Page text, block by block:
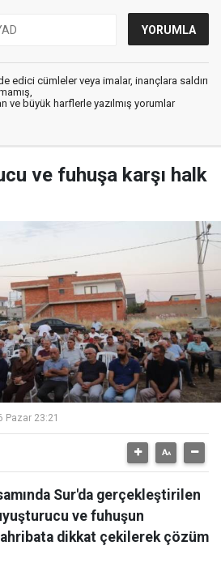
edici cümleler veya imalar, inançlara saldırı
ve büyük harflerle yazılmış yorumlar
ve fuhuşa karşı halk
Pazar 23:21
Sur'da gerçekleştirilen
ve fuhuşun
dikkat çekilerek çözüm